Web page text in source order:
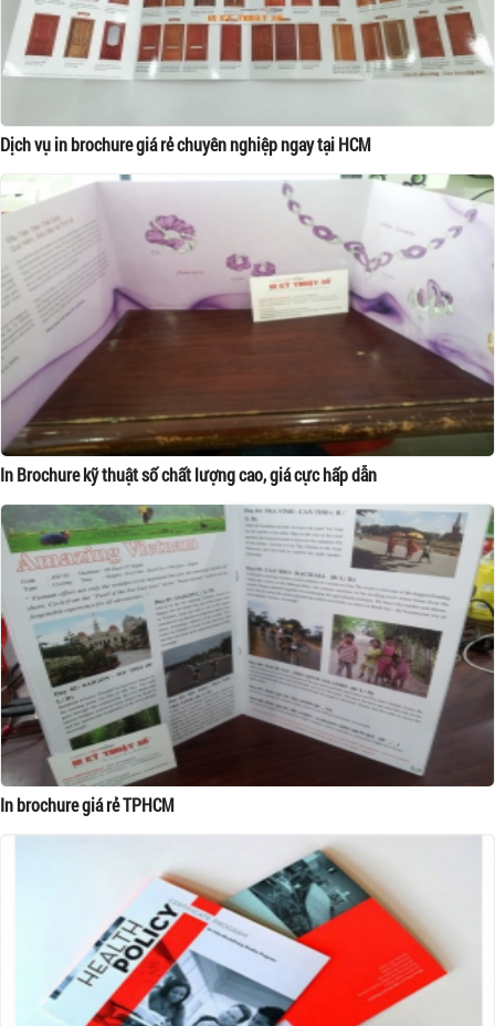
Dịch vụ in brochure giá rẻ chuyên nghiệp ngay tại HCM
In Brochure kỹ thuật số chất lượng cao, giá cực hấp dẫn
In brochure giá rẻ TPHCM